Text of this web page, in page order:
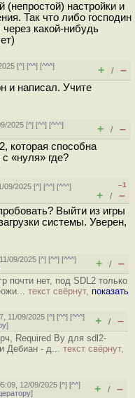
(непростой) настройки и
Так что либо господин
какой-нибудь
[^] [^^] [^^^]
+ / –
и написал. Учите
2025 [^] [^^] [^^^]
+ / –
которая способна
«нуля» где?
09/2025 [^] [^^] [^^^]
–1
+ / –
Выйти из игры
системы. Уверен,
09/2025 [^] [^^] [^^^]
+ / –
почти нет, под SDL2 только
текст свёрнут, показать
11/09/2025 [^] [^^] [^^^]
] + / –
Required By для sdl2-
Дебиан - д... текст свёрнут,
12/09/2025 [^] [^^]
] + / –